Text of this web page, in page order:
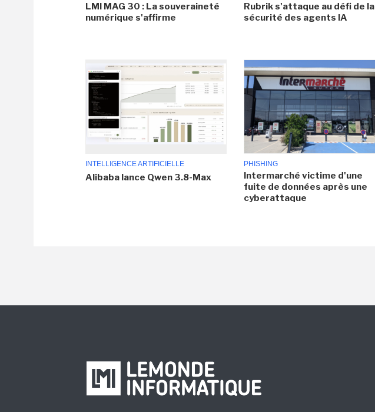
LMI MAG 30 : La souveraineté
numérique s'affirme
Rubrik s'attaque au défi de la
sécurité des agents IA
INTELLIGENCE ARTIFICIELLE
Alibaba lance Qwen 3.8-Max
PHISHING
Intermarché victime d'une
fuite de données après une
cyberattaque